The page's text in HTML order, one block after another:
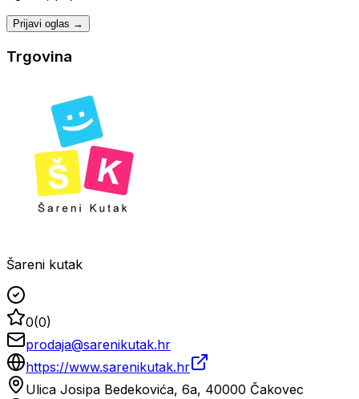
Prijavi oglas →
Trgovina
Šareni kutak
0(0)
prodaja@sarenikutak.hr
https://www.sarenikutak.hr
Ulica Josipa Bedekovića, 6a, 40000 Čakovec